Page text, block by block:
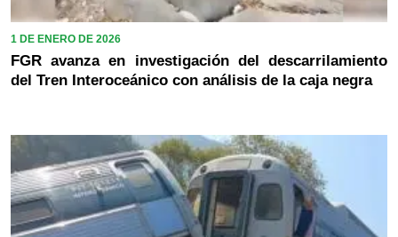
1 DE ENERO DE 2026
FGR avanza en investigación del descarrilamiento
del Tren Interoceánico con análisis de la caja negra